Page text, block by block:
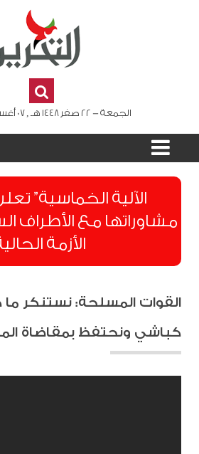
الجمعة - 22 صفر 1448 هـ , 07 أغسطس 2026 م
الآلية الخماسية”
مشاوراتها مع الأطراف
الأزمة
القوات المسلحة: نستنكر
كباشي ونحتفظ بمقاضاة